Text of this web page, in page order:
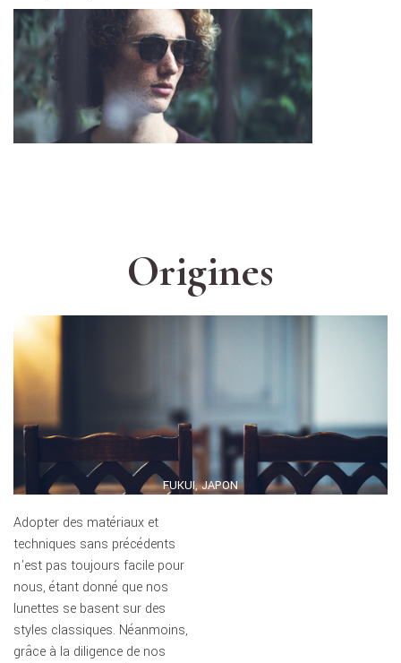
Origines
FUKUI, JAPON
Adopter des matériaux et
techniques sans précédents
n'est pas toujours facile pour
nous, étant donné que nos
lunettes se basent sur des
styles classiques. Néanmoins,
grâce à la diligence de nos